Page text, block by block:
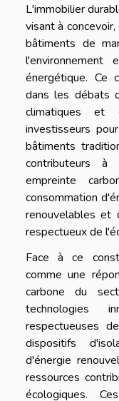
L'immobilier
visant à
bâtiments de
énergétique. Ce
dans les débats
climatiques et
investisseurs
bâtiments
contributeurs
empreinte
consommation
renouvelables et
respectueux de
Face à ce
comme une
carbone du
technologies
respectueuses
dispositifs
d'énergie
ressources
écologiques.